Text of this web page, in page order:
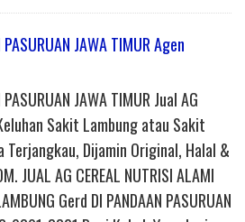
JAWA TIMUR Agen
JAWA TIMUR Jual AG
Sakit Lambung atau Sakit
Terjangkau, Dijamin Original, Halal &
JUAL AG CEREAL NUTRISI ALAMI
Gerd DI PANDAAN PASURUAN